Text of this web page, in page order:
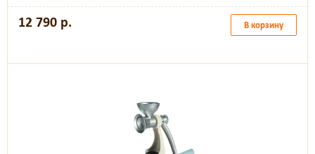
12 790 р. В корзину